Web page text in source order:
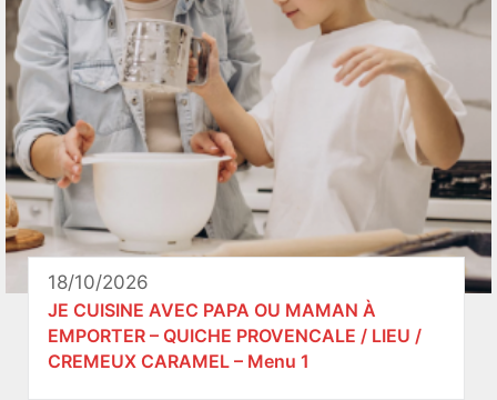
18/10/2026
JE CUISINE AVEC PAPA OU MAMAN À
EMPORTER – QUICHE PROVENCALE / LIEU /
CREMEUX CARAMEL – Menu 1